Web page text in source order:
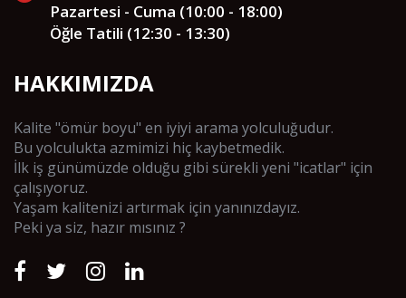
Pazartesi - Cuma (10:00 - 18:00)
Öğle Tatili (12:30 - 13:30)
HAKKIMIZDA
Kalite "ömür boyu" en iyiyi arama yolculuğudur.
Bu yolculukta azmimizi hiç kaybetmedik.
İlk iş günümüzde olduğu gibi sürekli yeni "icatlar" için
çalışıyoruz.
Yaşam kalitenizi artırmak için yanınızdayız.
Peki ya siz, hazır mısınız ?